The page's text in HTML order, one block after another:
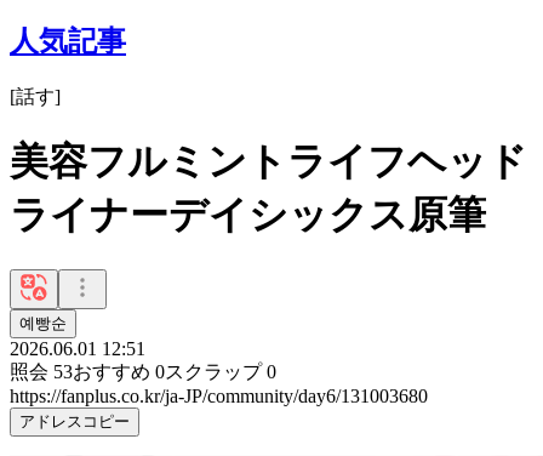
人気記事
[話す]
美容フルミントライフヘッド
ライナーデイシックス原筆
예빵순
2026.06.01 12:51
照会 53おすすめ 0スクラップ 0
https://fanplus.co.kr/ja-JP/community/day6/131003680
アドレスコピー